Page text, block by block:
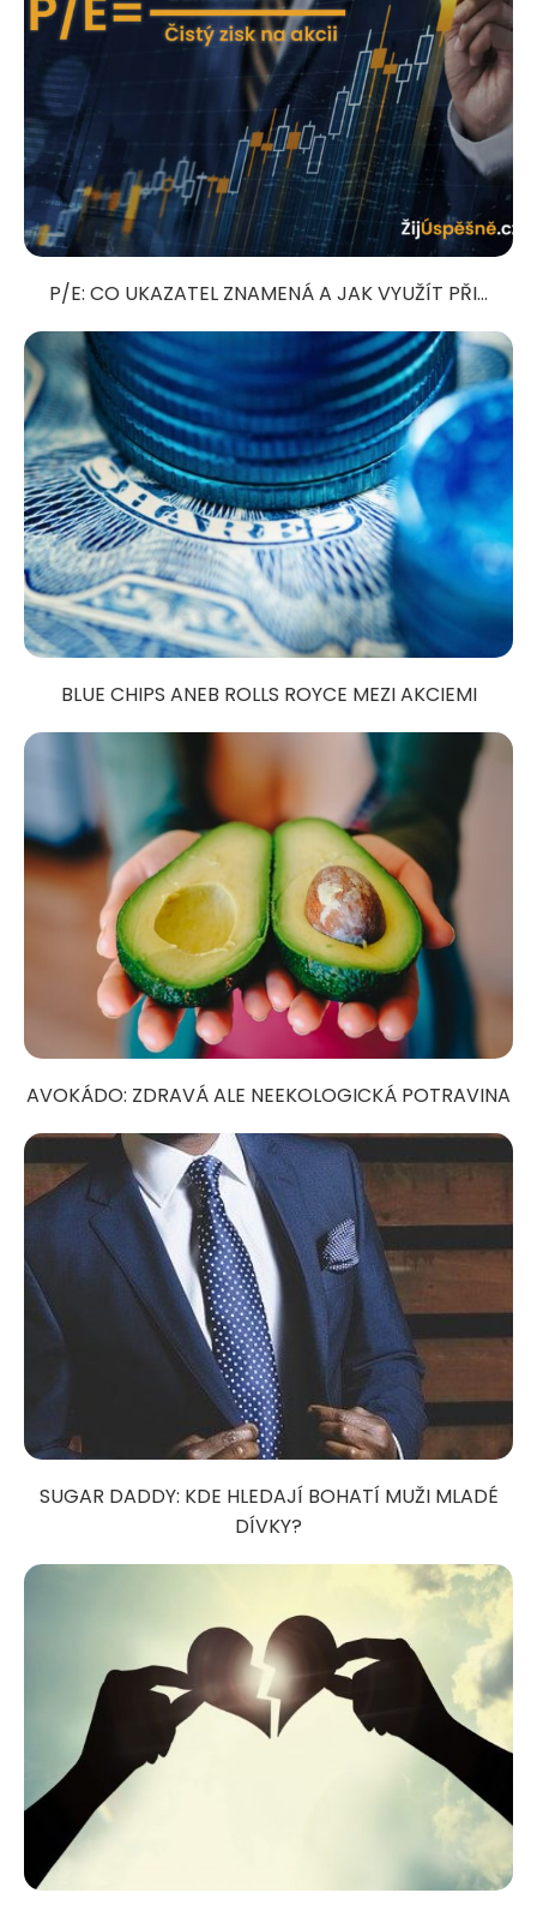
P/E: CO UKAZATEL ZNAMENÁ A JAK VYUŽÍT PŘI...
BLUE CHIPS ANEB ROLLS ROYCE MEZI AKCIEMI
AVOKÁDO: ZDRAVÁ ALE NEEKOLOGICKÁ POTRAVINA
SUGAR DADDY: KDE HLEDAJÍ BOHATÍ MUŽI MLADÉ
DÍVKY?